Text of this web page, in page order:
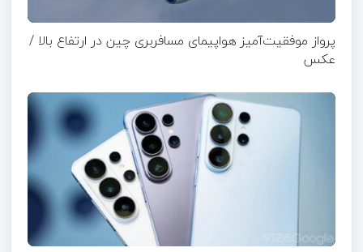
پرواز موفقیت‌آمیز هواپیمای مسافربری چین در ارتفاع بالا /
عکس